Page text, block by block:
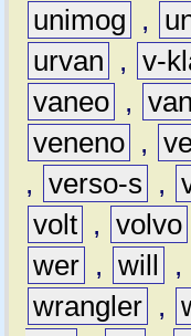
unimog
,
urvan
, v-
vaneo ,
veneno ,
, verso-s ,
volt , volvo
wer , will ,
wrangler ,